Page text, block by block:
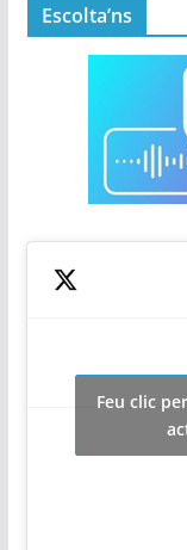
Escolta’ns
Feu clic